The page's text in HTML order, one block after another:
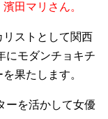
田マリさん。
ストとして関西
にモダンチョキチ
を果たします。
ーを活かして女優